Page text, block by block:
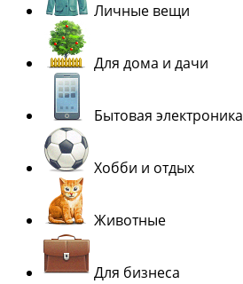
Личные вещи
Для дома и дачи
Бытовая электроника
Хобби и отдых
Животные
Для бизнеса